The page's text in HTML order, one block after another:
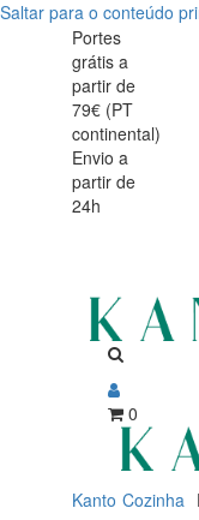
Saltar para o conteúdo
Portes
grátis a
partir de
79€ (PT
continental)
Envio a
partir de
24h
0
Kanto Cozinha